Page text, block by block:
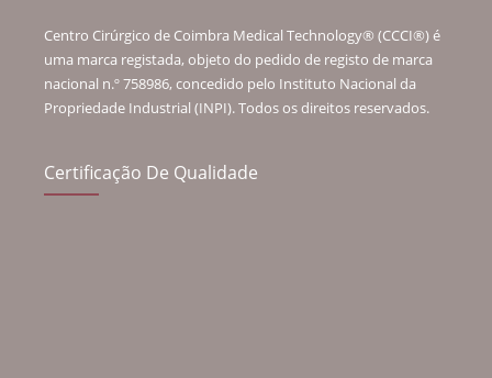
Centro Cirúrgico de Coimbra Medical Technology® (CCCI®) é
uma marca registada, objeto do pedido de registo de marca
nacional n.º 758986, concedido pelo Instituto Nacional da
Propriedade Industrial (INPI). Todos os direitos reservados.
Certificação De Qualidade